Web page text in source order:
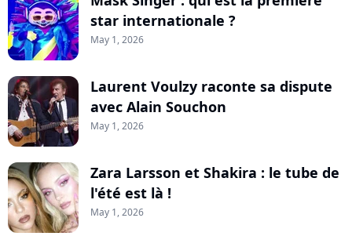
star internationale ?
May 1, 2026
Laurent Voulzy raconte sa dispute
avec Alain Souchon
May 1, 2026
Zara Larsson et Shakira : le tube de
l'été est là !
May 1, 2026